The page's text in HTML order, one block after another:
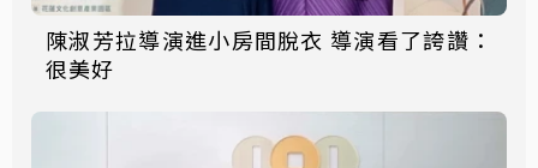
陳淑芳拉導演進小房間脫衣 導演看了誇讚：
很美好